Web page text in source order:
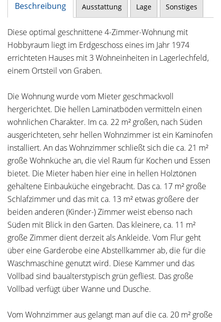
Beschreibung Ausstattung Lage Sonstiges
Diese optimal geschnittene 4-Zimmer-Wohnung mit
Hobbyraum liegt im Erdgeschoss eines im Jahr 1974
errichteten Hauses mit 3 Wohneinheiten in Lagerlechfeld,
einem Ortsteil von Graben.
Die Wohnung wurde vom Mieter geschmackvoll
hergerichtet. Die hellen Laminatböden vermitteln einen
wohnlichen Charakter. Im ca. 22 m² großen, nach Süden
ausgerichteten, sehr hellen Wohnzimmer ist ein Kaminofen
installiert. An das Wohnzimmer schließt sich die ca. 21 m²
große Wohnküche an, die viel Raum für Kochen und Essen
bietet. Die Mieter haben hier eine in hellen Holztönen
gehaltene Einbauküche eingebracht. Das ca. 17 m² große
Schlafzimmer und das mit ca. 13 m² etwas größere der
beiden anderen (Kinder-) Zimmer weist ebenso nach
Süden mit Blick in den Garten. Das kleinere, ca. 11 m²
große Zimmer dient derzeit als Ankleide. Vom Flur geht
über eine Garderobe eine Abstellkammer ab, die für die
Waschmaschine genutzt wird. Diese Kammer und das
Vollbad sind baualterstypisch grün gefliest. Das große
Vollbad verfügt über Wanne und Dusche.
Vom Wohnzimmer aus gelangt man auf die ca. 20 m² große